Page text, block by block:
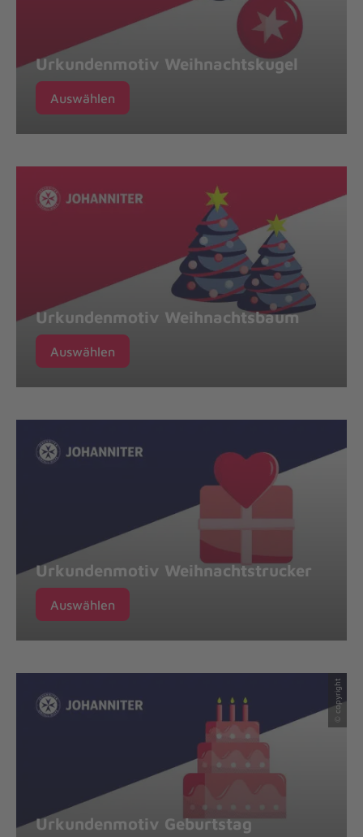
Urkundenmotiv Weihnachtskugel
Auswählen
Urkundenmotiv Weihnachtsbaum
Auswählen
Urkundenmotiv Weihnachtstrucker
Auswählen
© copyright
Urkundenmotiv Geburtstag